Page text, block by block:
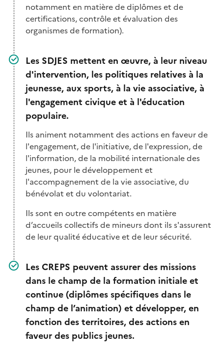
notamment en matière de diplômes et de
certifications, contrôle et évaluation des
organismes de formation).
Les SDJES mettent en œuvre, à leur niveau
d'intervention, les politiques relatives à la
jeunesse, aux sports, à la vie associative, à
l'engagement civique et à l'éducation
populaire.
Ils animent notamment des actions en faveur de
l'engagement, de l'initiative, de l'expression, de
l'information, de la mobilité internationale des
jeunes, pour le développement et
l'accompagnement de la vie associative, du
bénévolat et du volontariat.
Ils sont en outre compétents en matière
d’accueils collectifs de mineurs dont ils s'assurent
de leur qualité éducative et de leur sécurité.
Les CREPS peuvent assurer des missions
dans le champ de la formation initiale et
continue (diplômes spécifiques dans le
champ de l’animation) et développer, en
fonction des territoires, des actions en
faveur des publics jeunes.